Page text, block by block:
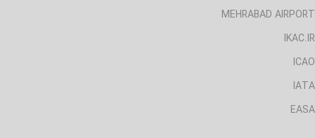
MEHRABAD AIRPORT
IKAC.IR
ICAO
IATA
EASA